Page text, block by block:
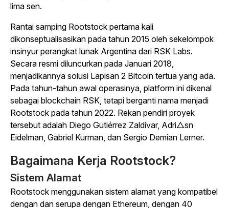
lima sen.
Rantai samping Rootstock pertama kali
dikonseptualisasikan pada tahun 2015 oleh sekelompok
insinyur perangkat lunak Argentina dari RSK Labs.
Secara resmi diluncurkan pada Januari 2018,
menjadikannya solusi Lapisan 2 Bitcoin tertua yang ada.
Pada tahun-tahun awal operasinya, platform ini dikenal
sebagai blockchain RSK, tetapi berganti nama menjadi
Rootstock pada tahun 2022. Rekan pendiri proyek
tersebut adalah Diego Gutiérrez Zaldívar, Adri△sn
Eidelman, Gabriel Kurman, dan Sergio Demian Lerner.
Bagaimana Kerja Rootstock?
Sistem Alamat
Rootstock menggunakan sistem alamat yang kompatibel
dengan dan serupa dengan Ethereum, dengan 40